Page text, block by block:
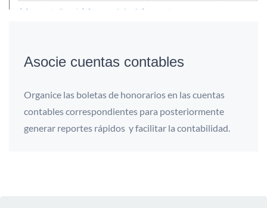
Asocie cuentas contables
Organice las boletas de honorarios en las cuentas
contables correspondientes para posteriormente
generar reportes rápidos y facilitar la contabilidad.